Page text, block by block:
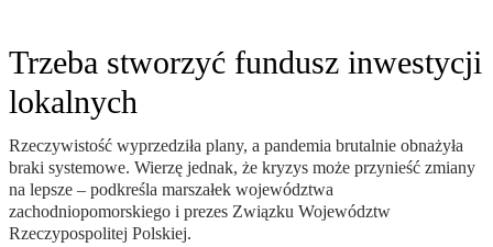
Trzeba stworzyć fundusz inwestycji
lokalnych
Rzeczywistość wyprzedziła plany, a pandemia brutalnie obnażyła
braki systemowe. Wierzę jednak, że kryzys może przynieść zmiany
na lepsze – podkreśla marszałek województwa
zachodniopomorskiego i prezes Związku Województw
Rzeczypospolitej Polskiej.